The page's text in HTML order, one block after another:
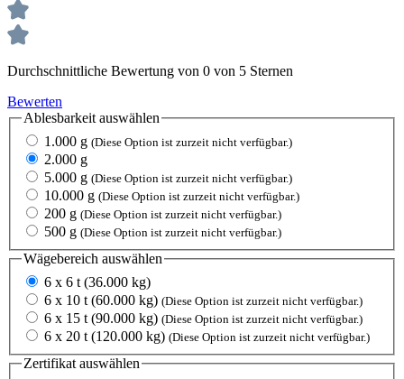
Durchschnittliche Bewertung von 0 von 5 Sternen
Bewerten
Ablesbarkeitauswählen
1.000 g (Diese Option ist zurzeit nicht verfügbar.)
2.000 g
5.000 g (Diese Option ist zurzeit nicht verfügbar.)
10.000 g (Diese Option ist zurzeit nicht verfügbar.)
200 g (Diese Option ist zurzeit nicht verfügbar.)
500 g (Diese Option ist zurzeit nicht verfügbar.)
Wägebereich auswählen
6 x 6 t (36.000 kg)
6 x 10 t (60.000 kg) (Diese Option ist zurzeit nicht verfügbar.)
6 x 15 t (90.000 kg) (Diese Option ist zurzeit nicht verfügbar.)
6 x 20 t (120.000 kg) (Diese Option ist zurzeit nicht verfügbar.)
Zertifikat auswählen